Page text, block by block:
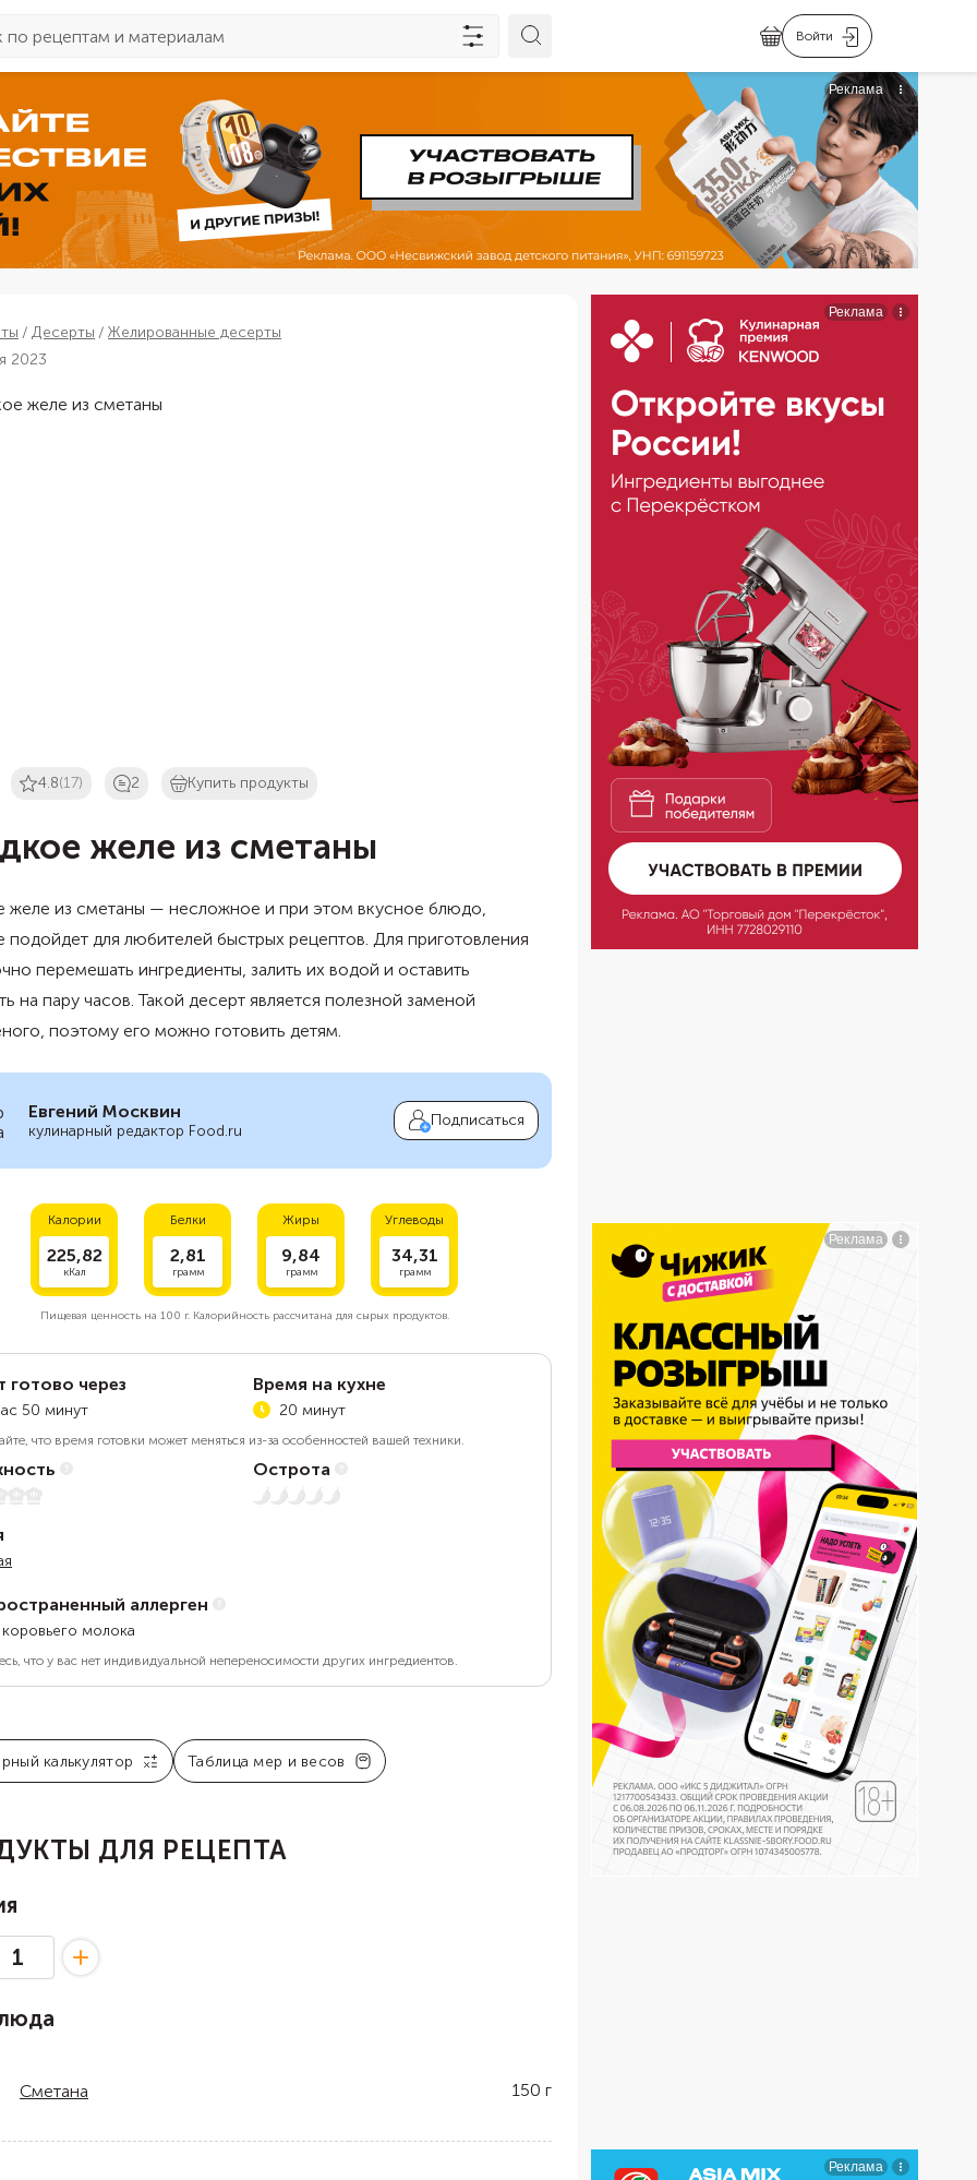
Войти
Десерты
Желированные десерты
2023
4.8(17) 2 Купить продукты
желе из сметаны
желе из сметаны — несложное и при этом вкусное блюдо,
подойдет для любителей быстрых рецептов. Для приготовления
перемешать ингредиенты, залить их водой и оставить
на пару часов. Такой десерт является полезной заменой
поэтому его можно готовить детям.
Евгений Москвин
кулинарный редактор Food.ru
Подписаться
Калории
225,82
кКал
Белки
2,81
грамм
Жиры
9,84
грамм
Углеводы
34,31
грамм
Пищевая ценность на 100 г.Калорийность рассчитана для сырых продуктов.
готово через
50 минут
Время на кухне
20 минут
что время готовки может меняться из-за особенностей вашей техники.
Острота
Нет остроты
аллерген
молока
что у вас нет индивидуальной непереносимости других ингредиентов.
калькулятор Таблица мер и весов
ДЛЯ РЕЦЕПТА
Сметана 150 г